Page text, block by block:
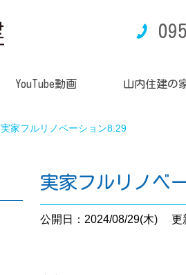
YouTube動画 山内住建の
実家フルリノベーション8.29
実家フルリノベ
公開日：2024/08/29(木) 更